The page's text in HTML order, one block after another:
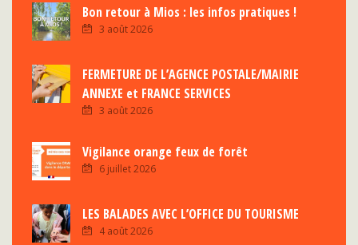
Bon retour à Mios : les infos pratiques !
3 août 2026
FERMETURE DE L’AGENCE POSTALE/MAIRIE
ANNEXE et FRANCE SERVICES
3 août 2026
Vigilance orange feux de forêt
6 juillet 2026
LES BALADES AVEC L’OFFICE DU TOURISME
4 août 2026